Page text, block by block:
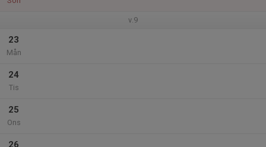
v.9
23
Mån
24
Tis
25
Ons
26